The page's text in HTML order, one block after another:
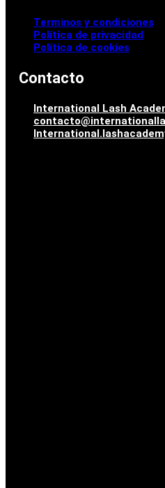
Terminos y condiciones
Política de privacidad
Política de cookies
Contacto
International Lash